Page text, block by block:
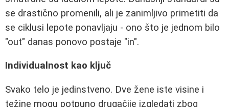
se drastično promenili, ali je zanimljivo primetiti da
se ciklusi lepote ponavljaju - ono što je jednom bilo
"out" danas ponovo postaje "in".
Individualnost kao ključ
Svako telo je jedinstveno. Dve žene iste visine i
težine mogu potpuno drugačije izgledati zbog